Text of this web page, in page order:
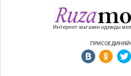
Интернет-магазин одежды